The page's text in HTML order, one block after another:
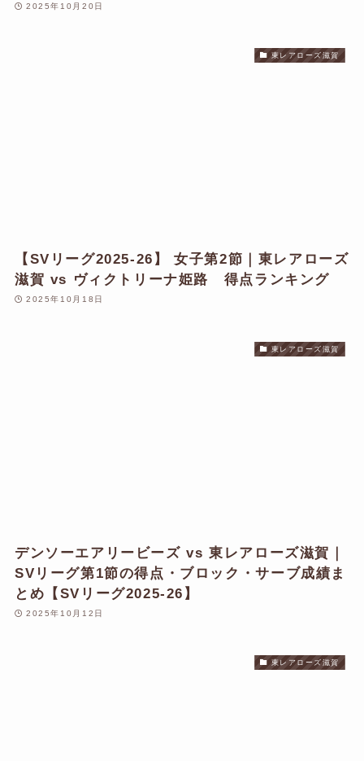
2025年10月20日
東レアローズ滋賀
【SVリーグ2025-26】 女子第2節｜東レアローズ
滋賀 vs ヴィクトリーナ姫路 得点ランキング
2025年10月18日
東レアローズ滋賀
デンソーエアリービーズ vs 東レアローズ滋賀｜
SVリーグ第1節の得点・ブロック・サーブ成績ま
とめ【SVリーグ2025-26】
2025年10月12日
東レアローズ滋賀